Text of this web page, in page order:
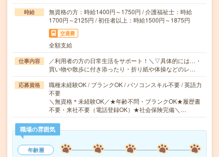
時給
無資格の方：時給1400円～1750円 / 介護福祉士：時給
1700円～2125円 / 初任者以上：時給1500円～1875円
交通費
全額支給
仕事内容
／利用者の方の日常生活をサポート！＼▽具体的には…・
買い物や散歩に付き添ったり・折り紙や体操などのレ…
応募資格
職種未経験OK / ブランクOK / パソコンスキル不要 / 英語力
不要
＼無資格＊未経験OK／★年齢不問・ブランクOK★履歴書
不要・来社不要（電話登録OK）★社会保険完備＼…
職場の雰囲気
年齢層